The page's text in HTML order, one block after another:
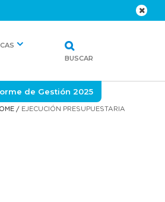
BUSCAR
de Gestión 2025
/ EJECUCIÓN PRESUPUESTARIA